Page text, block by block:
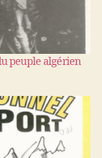
peuple algérien